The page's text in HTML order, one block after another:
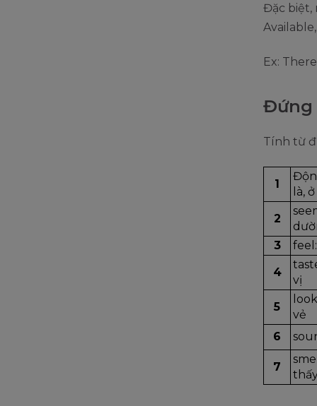
Đặc biệt,
Ex:
Đứng
Tính từ
1
là, ở
2
3
4
vị
5
vẻ
6
7